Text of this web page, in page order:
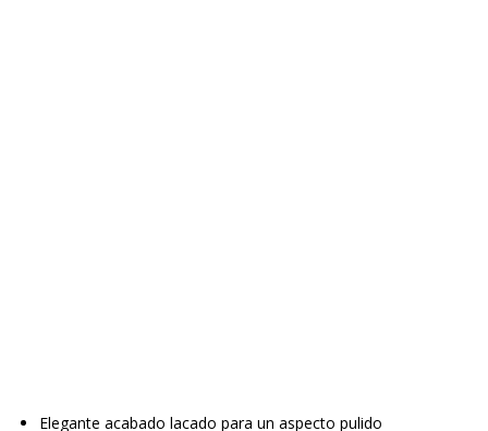
Elegante acabado lacado para un aspecto pulido